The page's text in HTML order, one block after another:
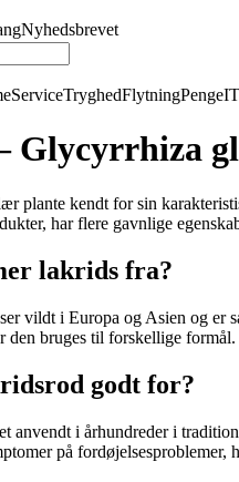
Nyhedsbrevet
ServiceTryghedFlytningPengeIT
Glycyrrhiza
plante kendt for sin
har flere gavnlige
lakrids fra?
vildt i Europa og Asien og er
den bruges til forskellige formål.
godt for?
anvendt i århundreder i
på fordøjelsesproblemer,